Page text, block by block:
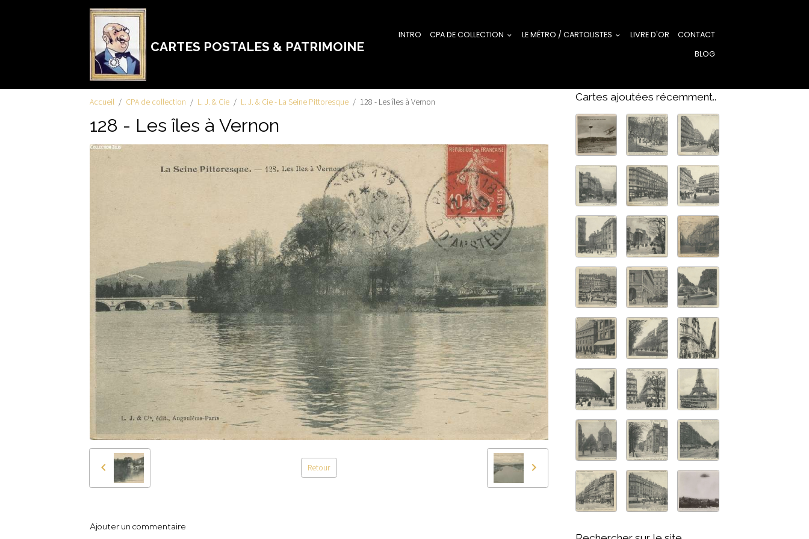
CARTES POSTALES & PATRIMOINE
INTRO CPA DE COLLECTION LE MÉTRO / CARTOLISTES LIVRE D'OR
CONTACT
BLOG
Accueil CPA de collection L. J. & Cie L. J. & Cie - La Seine Pittoresque 128 - Les îles à Vernon
128 - Les îles à Vernon
Retour
Ajouter un commentaire
Cartes ajoutées récemment..